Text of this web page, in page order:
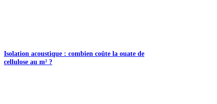
Isolation acoustique : combien coûte la ouate de
cellulose au m² ?